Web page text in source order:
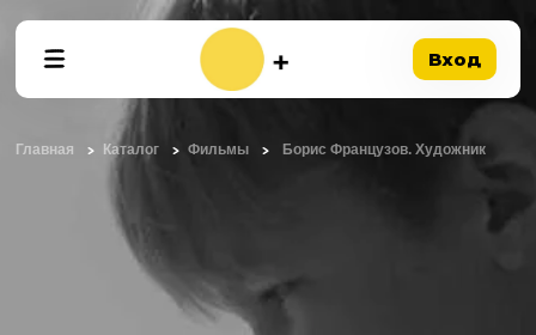
Вход
Главная Каталог Фильмы Борис Французов. Художник